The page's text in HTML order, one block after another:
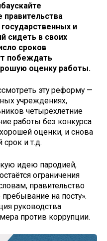
правительства
и
сидеть в своих
сроков
побеждать
оценку работы.
эту реформу —
учреждениях,
четырёхлетние
работы без конкурса
оценки, и снова
срок и т.д.
идею пародией,
ограничения
правительство
на посту».
руководства
против коррупции.